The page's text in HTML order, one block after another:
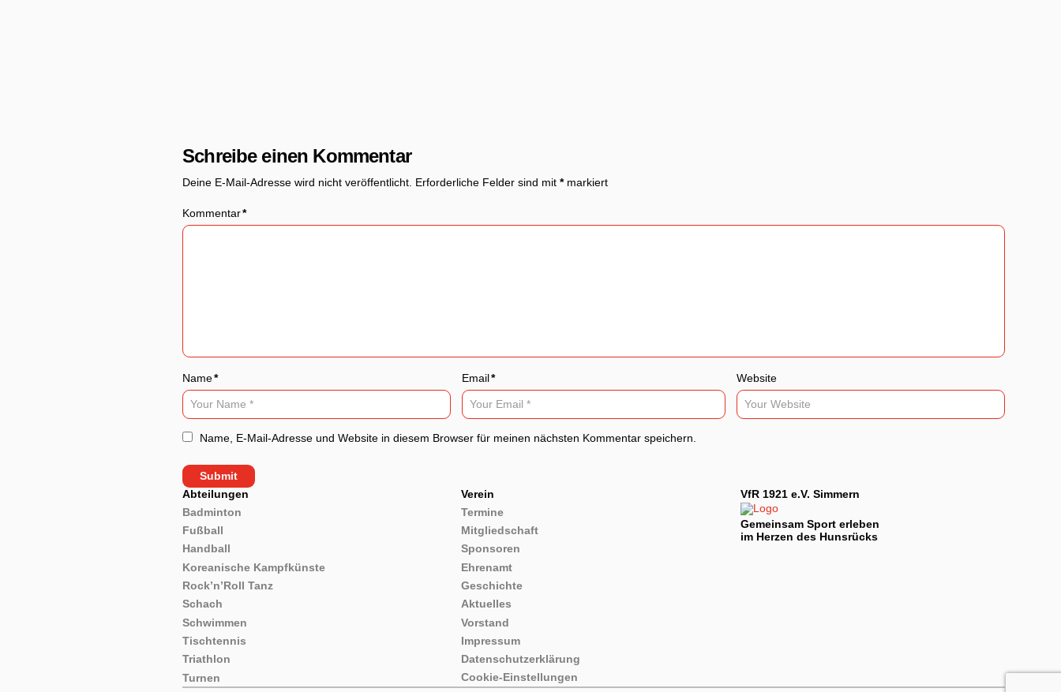
Schreibe einen Kommentar
Deine E-Mail-Adresse wird nicht veröffentlicht. Erforderliche Felder sind mit*markiert
Kommentar*
Name* Email* Website
Name, E-Mail-Adresse und Website in diesem Browser für meinen nächsten Kommentar speichern.
Abteilungen
Badminton
Fußball
Handball
Koreanische Kampfkünste
Rock’n’Roll Tanz
Schach
Schwimmen
Tischtennis
Triathlon
Turnen
Verein
Termine
Mitgliedschaft
Sponsoren
Ehrenamt
Geschichte
Aktuelles
Vorstand
Impressum
Datenschutzerklärung
Cookie-Einstellungen
VfR 1921 e.V. Simmern
Gemeinsam Sport erleben
im Herzen des Hunsrücks